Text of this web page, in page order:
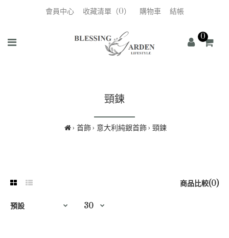
會員中心 收藏清單（0） 購物車 結帳
0
頸鍊
首飾 意大利純銀首飾 頸鍊
商品比較(0)